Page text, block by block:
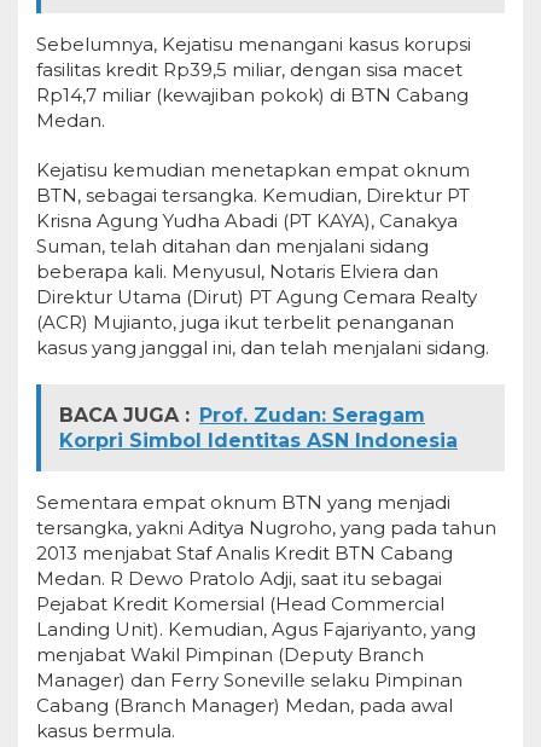
Sebelumnya, Kejatisu menangani kasus korupsi
fasilitas kredit Rp39,5 miliar, dengan sisa macet
Rp14,7 miliar (kewajiban pokok) di BTN Cabang
Medan.
Kejatisu kemudian menetapkan empat oknum
BTN, sebagai tersangka. Kemudian, Direktur PT
Krisna Agung Yudha Abadi (PT KAYA), Canakya
Suman, telah ditahan dan menjalani sidang
beberapa kali. Menyusul, Notaris Elviera dan
Direktur Utama (Dirut) PT Agung Cemara Realty
(ACR) Mujianto, juga ikut terbelit penanganan
kasus yang janggal ini, dan telah menjalani sidang.
BACA JUGA : Prof. Zudan: Seragam
Korpri Simbol Identitas ASN Indonesia
Sementara empat oknum BTN yang menjadi
tersangka, yakni Aditya Nugroho, yang pada tahun
2013 menjabat Staf Analis Kredit BTN Cabang
Medan. R Dewo Pratolo Adji, saat itu sebagai
Pejabat Kredit Komersial (Head Commercial
Landing Unit). Kemudian, Agus Fajariyanto, yang
menjabat Wakil Pimpinan (Deputy Branch
Manager) dan Ferry Soneville selaku Pimpinan
Cabang (Branch Manager) Medan, pada awal
kasus bermula.